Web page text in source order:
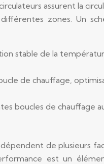
assurent la
zones. Un
stable de la
de chauffage,
boucles de chauffage
de plusieurs
est un